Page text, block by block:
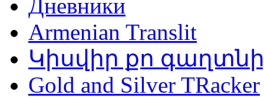
Дневники
Armenian Translit
Կիսվիր քո
Gold and Silver TRacker